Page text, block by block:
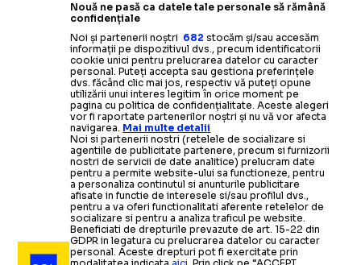
Nouă ne pasă ca datele tale personale să rămână
confidențiale
Noi și partenerii noștri 682 stocăm și/sau accesăm
informații pe dispozitivul dvs., precum identificatorii
cookie unici pentru prelucrarea datelor cu caracter
personal. Puteți accepta sau gestiona preferințele
dvs. făcând clic mai jos, respectiv vă puteți opune
utilizării unui interes legitim în orice moment pe
pagina cu politica de confidențialitate. Aceste alegeri
vor fi raportate partenerilor noștri și nu vă vor afecta
navigarea. Mai multe detalii
Noi si partenerii nostri (retelele de socializare si
agentiile de publicitate partenere, precum si furnizorii
nostri de servicii de date analitice) prelucram date
pentru a permite website-ului sa functioneze, pentru
a personaliza continutul si anunturile publicitare
afisate in functie de interesele si/sau profilul dvs.,
pentru a va oferi functionalitati aferente retelelor de
socializare si pentru a analiza traficul pe website.
Beneficiati de drepturile prevazute de art. 15-22 din
GDPR in legatura cu prelucrarea datelor cu caracter
personal. Aceste drepturi pot fi exercitate prin